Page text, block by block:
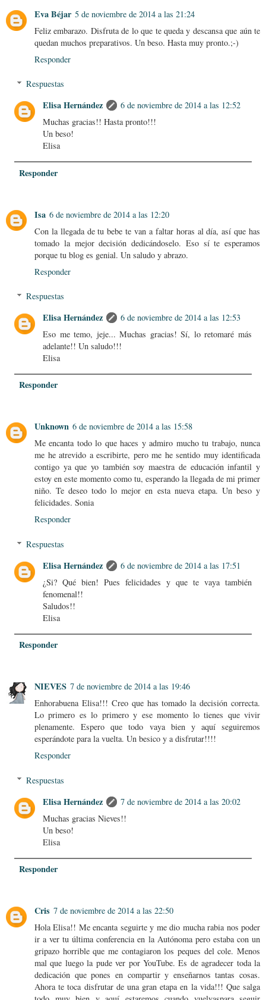
Eva Béjar 5 de noviembre de 2014 a las 21:24
Feliz embarazo. Disfruta de lo que te queda y descansa que aún te
quedan muchos preparativos. Un beso. Hasta muy pronto.;-)
Responder
Respuestas
Elisa Hernández
6 de noviembre de 2014 a las 12:52
Muchas gracias!! Hasta pronto!!!
Un beso!
Elisa
Responder
Isa 6 de noviembre de 2014 a las 12:20
Con la llegada de tu bebe te van a faltar horas al día, así que has
tomado la mejor decisión dedicándoselo. Eso sí te esperamos
porque tu blog es genial. Un saludo y abrazo.
Responder
Respuestas
Elisa Hernández
6 de noviembre de 2014 a las 12:53
Eso me temo, jeje... Muchas gracias! Sí, lo retomaré más
adelante!! Un saludo!!!
Elisa
Responder
Unknown 6 de noviembre de 2014 a las 15:58
Me encanta todo lo que haces y admiro mucho tu trabajo, nunca
me he atrevido a escribirte, pero me he sentido muy identificada
contigo ya que yo también soy maestra de educación infantil y
estoy en este momento como tu, esperando la llegada de mi primer
niño. Te deseo todo lo mejor en esta nueva etapa. Un beso y
felicidades. Sonia
Responder
Respuestas
Elisa Hernández
6 de noviembre de 2014 a las 17:51
¿Si? Qué bien! Pues felicidades y que te vaya también
fenomenal!!
Saludos!!
Elisa
Responder
NIEVES 7 de noviembre de 2014 a las 19:46
Enhorabuena Elisa!!! Creo que has tomado la decisión correcta.
Lo primero es lo primero y ese momento lo tienes que vivir
plenamente. Espero que todo vaya bien y aquí seguiremos
esperándote para la vuelta. Un besico y a disfrutar!!!!
Responder
Respuestas
Elisa Hernández
7 de noviembre de 2014 a las 20:02
Muchas gracias Nieves!!
Un beso!
Elisa
Responder
Cris 7 de noviembre de 2014 a las 22:50
Hola Elisa!! Me encanta seguirte y me dio mucha rabia nos poder
ir a ver tu última conferencia en la Autónoma pero estaba con un
gripazo horrible que me contagiaron los peques del cole. Menos
mal que luego la pude ver por YouTube. Es de agradecer toda la
dedicación que pones en compartir y enseñarnos tantas cosas.
Ahora te toca disfrutar de una gran etapa en la vida!!! Que salga